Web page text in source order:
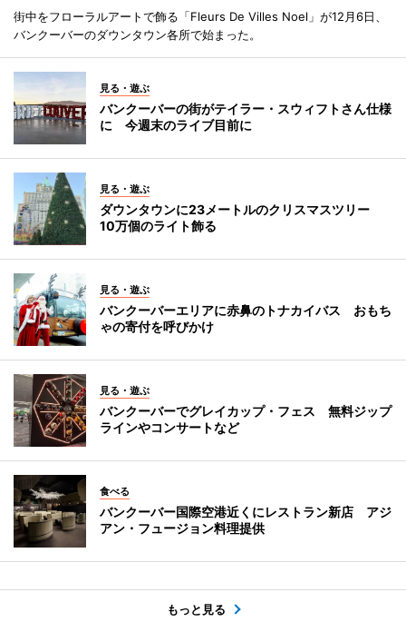
街中をフローラルアートで飾る「Fleurs De Villes Noel」が12月6日、
バンクーバーのダウンタウン各所で始まった。
見る・遊ぶ
バンクーバーの街がテイラー・スウィフトさん仕様
に 今週末のライブ目前に
見る・遊ぶ
ダウンタウンに23メートルのクリスマスツリー
10万個のライト飾る
見る・遊ぶ
バンクーバーエリアに赤鼻のトナカイバス おもち
ゃの寄付を呼びかけ
見る・遊ぶ
バンクーバーでグレイカップ・フェス 無料ジップ
ラインやコンサートなど
食べる
バンクーバー国際空港近くにレストラン新店 アジ
アン・フュージョン料理提供
もっと見る